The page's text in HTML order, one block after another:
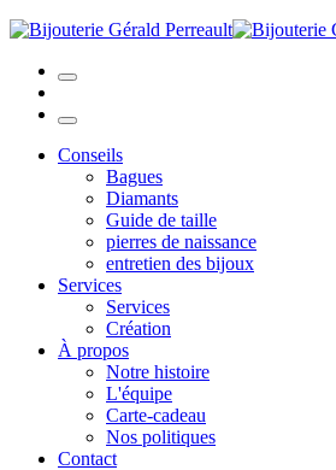
Conseils
Bagues
Diamants
Guide de taille
pierres de naissance
entretien des bijoux
Services
Services
Création
À propos
Notre histoire
L'équipe
Carte-cadeau
Nos politiques
Contact